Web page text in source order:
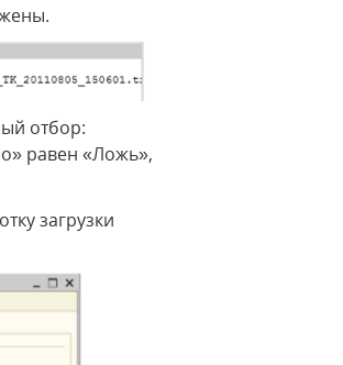
отбор:
равен «Ложь»,
загрузки